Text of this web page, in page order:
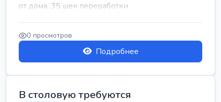
от дома. 35 шек переработки
0 просмотров
Подробнее
В столовую требуются